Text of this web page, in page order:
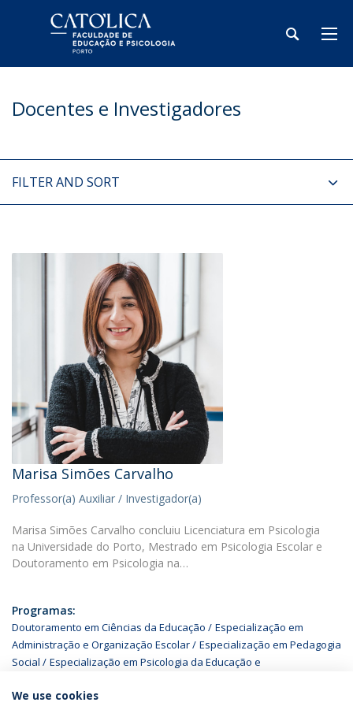
Docentes e Investigadores
FILTER AND SORT
Marisa Simões Carvalho
Professor(a) Auxiliar / Investigador(a)
Marisa Simões Carvalho concluiu Licenciatura em Psicologia
na Universidade do Porto, Mestrado em Psicologia Escolar e
Doutoramento em Psicologia na…
Programas:
Doutoramento em Ciências da Educação
Especialização em
Administração e Organização Escolar
Especialização em Pedagogia
Social
Especialização em Psicologia da Educação e
We use cookies